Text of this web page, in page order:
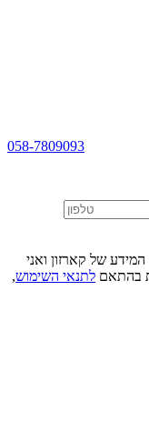
058-7809093
של קארזון ואני
בהתאם לתנאי השימוש,